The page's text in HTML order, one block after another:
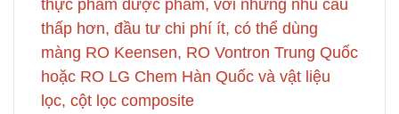
thực phẩm dược phẩm, với những nhu cầu
thấp hơn, đầu tư chi phí ít, có thể dùng
màng RO Keensen, RO Vontron Trung Quốc
hoặc RO LG Chem Hàn Quốc và vật liệu
lọc, cột lọc composite